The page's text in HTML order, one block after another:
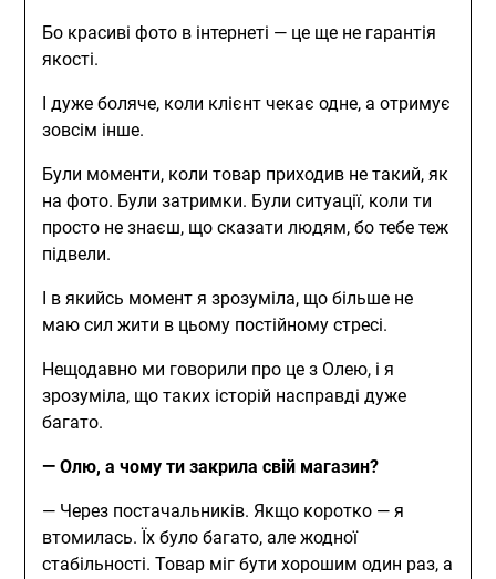
Бо красиві фото в інтернеті — це ще не гарантія
якості.
І дуже боляче, коли клієнт чекає одне, а отримує
зовсім інше.
Були моменти, коли товар приходив не такий, як
на фото. Були затримки. Були ситуації, коли ти
просто не знаєш, що сказати людям, бо тебе теж
підвели.
І в якийсь момент я зрозуміла, що більше не
маю сил жити в цьому постійному стресі.
Нещодавно ми говорили про це з Олею, і я
зрозуміла, що таких історій насправді дуже
багато.
— Олю, а чому ти закрила свій магазин?
— Через постачальників. Якщо коротко — я
втомилась. Їх було багато, але жодної
стабільності. Товар міг бути хорошим один раз, а